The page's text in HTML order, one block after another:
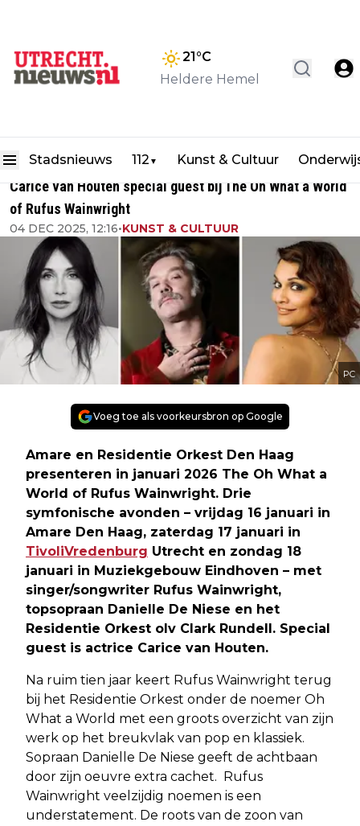
21°C
Heldere Hemel
Stadsnieuws 112 ▼ Kunst & Cultuur
Carice van Houten special guest bij The Oh What a World
of Rufus Wainwright
04 DEC 2025, 12:16•KUNST & CULTUUR
PC
Voeg toe als voorkeursbron op Google
Amare en Residentie Orkest Den Haag
presenteren in januari 2026 The Oh What a
World of Rufus Wainwright. Drie
symfonische avonden – vrijdag 16 januari in
Amare Den Haag, zaterdag 17 januari in
TivoliVredenburg Utrecht en zondag 18
januari in Muziekgebouw Eindhoven – met
singer/songwriter Rufus Wainwright,
topsopraan Danielle De Niese en het
Residentie Orkest olv Clark Rundell. Special
guest is actrice Carice van Houten.
Na ruim tien jaar keert Rufus Wainwright terug
bij het Residentie Orkest onder de noemer Oh
What a World met een groots overzicht van zijn
werk op het breukvlak van pop en klassiek.
Sopraan Danielle De Niese geeft de achtbaan
door zijn oeuvre extra cachet. Rufus
Wainwright veelzijdig noemen is een
understatement. De roots van de zoon van